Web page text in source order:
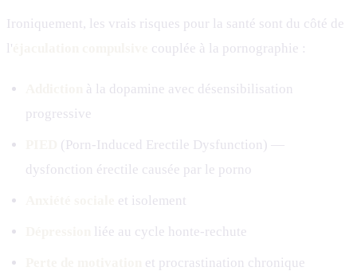
Ironiquement, les vrais risques pour la santé sont du côté de
l'
couplée à la pornographie :
à la dopamine avec désensibilisation
progressive
(Porn-Induced Erectile Dysfunction) —
dysfonction érectile causée par le porno
et isolement
liée au cycle honte-rechute
et procrastination chronique